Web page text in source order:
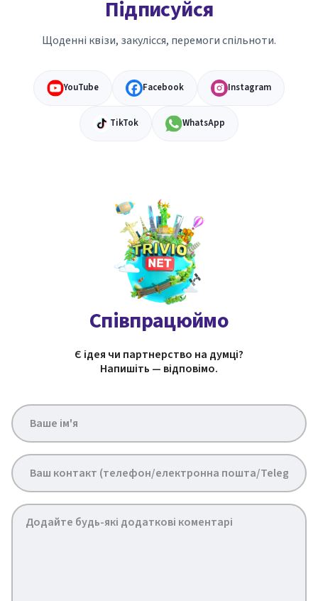
Підписуйся
Щоденні квізи, закулісся, перемоги спільноти.
YouTube Facebook Instagram
TikTok WhatsApp
Співпрацюймо
Є ідея чи партнерство на думці?
Напишіть — відповімо.